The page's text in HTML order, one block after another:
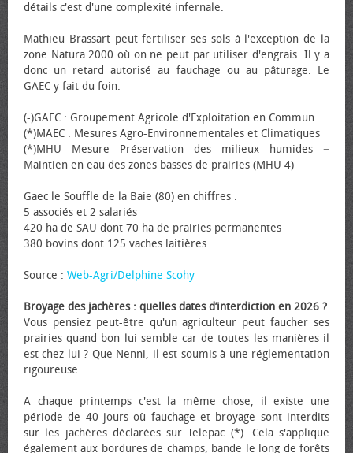
détails c'est d'une complexité infernale.
Mathieu Brassart peut fertiliser ses sols à l'exception de la
zone Natura 2000 où on ne peut par utiliser d'engrais. Il y a
donc un retard autorisé au fauchage ou au pâturage. Le
GAEC y fait du foin.
(-)GAEC : Groupement Agricole d'Exploitation en Commun
(*)MAEC : Mesures Agro-Environnementales et Climatiques
(*)MHU Mesure Préservation des milieux humides −
Maintien en eau des zones basses de prairies (MHU 4)
Gaec le Souffle de la Baie (80) en chiffres :
5 associés et 2 salariés
420 ha de SAU dont 70 ha de prairies permanentes
380 bovins dont 125 vaches laitières
Source : Web-Agri/Delphine Scohy
Broyage des jachères : quelles dates d’interdiction en 2026 ?
Vous pensiez peut-être qu'un agriculteur peut faucher ses
prairies quand bon lui semble car de toutes les manières il
est chez lui ? Que Nenni, il est soumis à une réglementation
rigoureuse.
A chaque printemps c'est la même chose, il existe une
période de 40 jours où fauchage et broyage sont interdits
sur les jachères déclarées sur Telepac (*). Cela s'applique
également aux bordures de champs, bande le long de forêts